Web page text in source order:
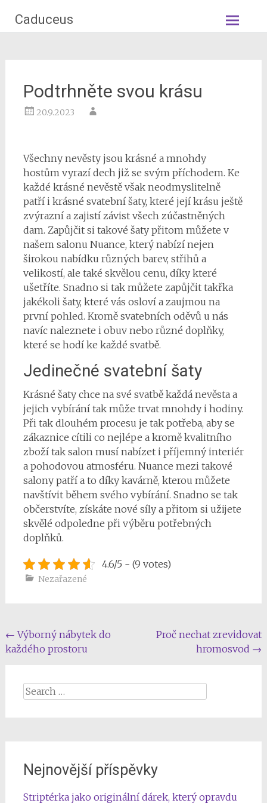
Caduceus
Skip
to
Podtrhněte svou krásu
20.9.2023
Všechny nevěsty jsou krásné a mnohdy
hostům vyrazí dech již se svým příchodem. Ke
každé krásné nevěstě však neodmyslitelně
patří i krásné svatební šaty, které její krásu ještě
zvýrazní a zajistí závist všech zúčastněných
dam. Zapůjčit si takové šaty přitom můžete v
našem salonu Nuance, který nabízí nejen
širokou nabídku různých barev, střihů a
velikostí, ale také skvělou cenu, díky které
ušetříte. Snadno si tak můžete zapůjčit takřka
jakékoli šaty, které vás osloví a zaujmou na
první pohled. Kromě svatebních oděvů u nás
navíc naleznete i obuv nebo různé doplňky,
které se hodí ke každé svatbě.
Jedinečné svatební šaty
Krásné šaty chce na své svatbě každá nevěsta a
jejich vybírání tak může trvat mnohdy i hodiny.
Při tak dlouhém procesu je tak potřeba, aby se
zákaznice cítili co nejlépe a kromě kvalitního
zboží tak salon musí nabízet i příjemný interiér
a pohodovou atmosféru. Nuance mezi takové
salony patří a to díky kavárně, kterou můžete
navštívit během svého vybírání. Snadno se tak
občerstvíte, získáte nové síly a přitom si užijete
skvělé odpoledne při výběru potřebných
doplňků.
4.6/5 - (9 votes)
Nezařazené
Post
navigation
← Výborný nábytek do
každého prostoru
Proč nechat zrevidovat
hromosvod →
Search
Nejnovější příspěvky
Striptérka jako originální dárek, který opravdu